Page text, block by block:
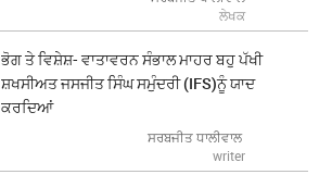
ਲੇਖਕ
ਭੋਗ ਤੇ ਵਿਸ਼ੇਸ਼- ਵਾਤਾਵਰਨ ਸੰਭਾਲ ਮਾਹਰ ਬਹੁ ਪੱਖੀ
ਸ਼ਖਸੀਅਤ ਜਸਜੀਤ ਸਿੰਘ ਸਮੁੰਦਰੀ (IFS)ਨੂੰ ਯਾਦ
ਕਰਦਿਆਂ
ਸਰਬਜੀਤ ਧਾਲੀਵਾਲ
writer